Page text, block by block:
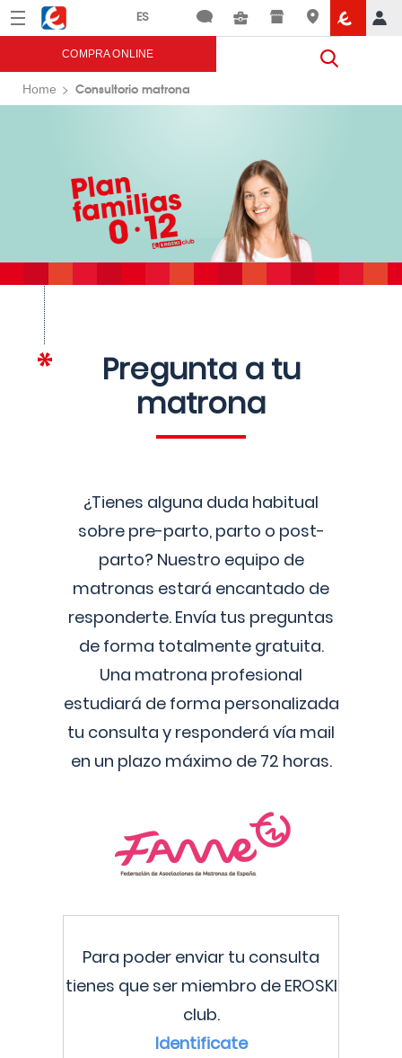
Menú Eroski
COMPRA ONLINE
Home Consultorio matrona
Pregunta a tu
matrona
¿Tienes alguna duda habitual
sobre pre-parto, parto o post-
parto? Nuestro equipo de
matronas estará encantado de
responderte. Envía tus preguntas
de forma totalmente gratuita.
Una matrona profesional
estudiará de forma personalizada
tu consulta y responderá vía mail
en un plazo máximo de 72 horas.
Para poder enviar tu consulta
tienes que ser miembro de EROSKI
club.
Identificate